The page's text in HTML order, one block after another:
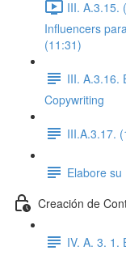
III. A.3.15.
Influencers
(11:31)
III. A.3.16.
Copywriting
III.A.3.17.
Elabore
Creación de
IV. A. 3. 1.